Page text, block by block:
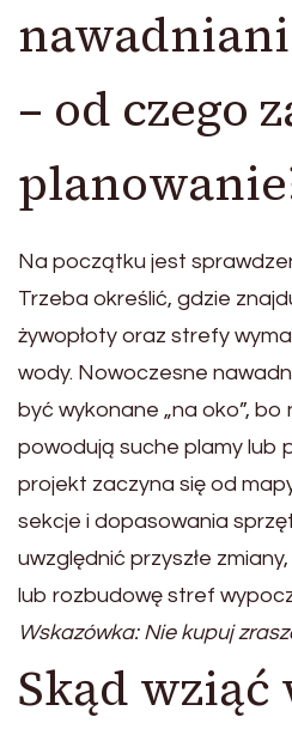
– od czego
Na początku jest
Trzeba określić, gdzie
żywopłoty oraz strefy
wody. Nowoczesne
być wykonane „na oko”, bo
powodują suche plamy lub
projekt zaczyna się od
sekcje i dopasowania
uwzględnić przyszłe
lub rozbudowę stref
Wskazówka: Nie kupuj
Skąd wziąć